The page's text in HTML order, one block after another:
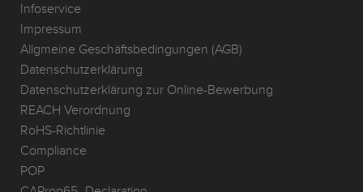
Infoservice
Impressum
Allgmeine Geschäftsbedingungen (AGB)
Datenschutzerklärung
Datenschutzerklärung zur Online-Bewerbung
REACH Verordnung
RoHS-Richtlinie
Compliance
POP